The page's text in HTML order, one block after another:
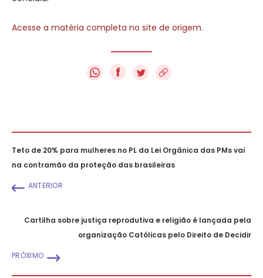
Acesse a matéria completa no site de origem.
f
Teto de 20% para mulheres no PL da Lei Orgânica das PMs vai
na contramão da proteção das brasileiras
ANTERIOR
Cartilha sobre justiça reprodutiva e religião é lançada pela
organização Católicas pelo Direito de Decidir
PRÓXIMO